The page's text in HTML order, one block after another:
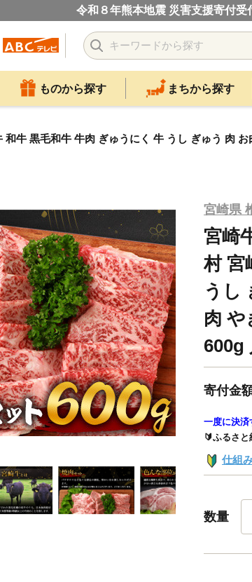
令和８年熊本地震 災害支援寄付受
ものから探す まちから探す
牛 黒毛和牛 牛肉 ぎゅうにく 牛 うし ぎゅう 肉
宮崎県
宮崎
村 宮
うし
肉 や
600g
寄付金
一度に決済
🔰ふるさ
仕組
数量